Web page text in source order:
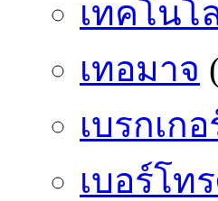
เทคโนโ
เทอมาจ
เบรกเกอ
เบอร์โท